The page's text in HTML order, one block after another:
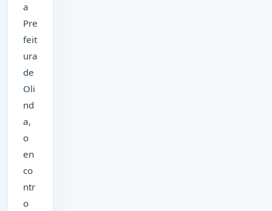
a
Pre
feit
ura
de
Oli
nd
a,
o
en
co
ntr
o